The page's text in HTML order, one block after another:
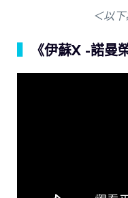
＜以
《伊蘇X -諾曼